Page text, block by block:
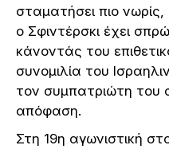
σταματήσει πιο
ο Σφιντέρσκι έχει
κάνοντάς του
συνομιλία του
τον συμπατριώτη του
απόφαση.
Στη 19η αγωνιστική